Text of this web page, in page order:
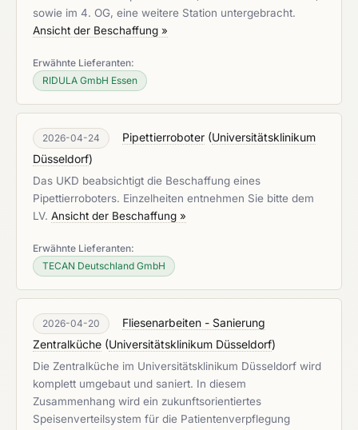
sowie im 4. OG, eine weitere Station untergebracht.
Ansicht der Beschaffung »
Erwähnte Lieferanten:
RIDULA GmbH Essen
2026-04-24 Pipettierroboter (Universitätsklinikum
Düsseldorf)
Das UKD beabsichtigt die Beschaffung eines
Pipettierroboters. Einzelheiten entnehmen Sie bitte dem
LV. Ansicht der Beschaffung »
Erwähnte Lieferanten:
TECAN Deutschland GmbH
2026-04-20
Fliesenarbeiten - Sanierung
Zentralküche (Universitätsklinikum Düsseldorf)
Die Zentralküche im Universitätsklinikum Düsseldorf wird
komplett umgebaut und saniert. In diesem
Zusammenhang wird ein zukunftsorientiertes
Speisenverteilsystem für die Patientenverpflegung